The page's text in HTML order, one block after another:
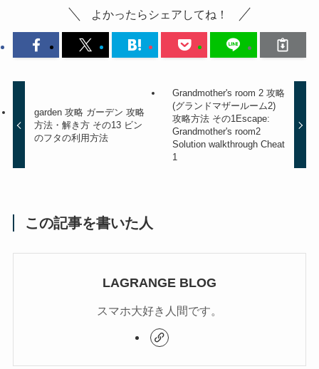
よかったらシェアしてね！
garden 攻略 ガーデン 攻略
方法・解き方 その13 ビン
のフタの利用方法
Grandmother's room 2 攻略
(グランドマザールーム2)
攻略方法 その1 Escape:
Grandmother's room2
Solution walkthrough Cheat
1
この記事を書いた人
LAGRANGE BLOG
スマホ大好き人間です。